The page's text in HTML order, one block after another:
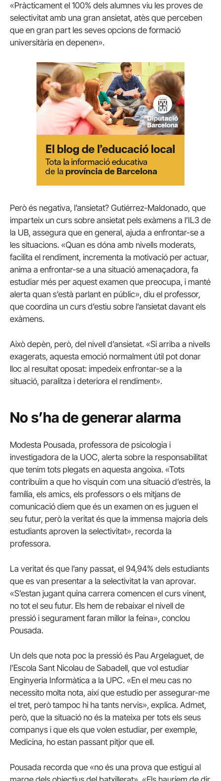
«Pràcticament el 100% dels alumnes viu les proves de
selectivitat amb una gran ansietat, atès que perceben
que en gran part les seves opcions de formació
universitària en depenen».
Però és negativa, l’ansietat? Gutiérrez-Maldonado, que
imparteix un curs sobre ansietat pels exàmens a l’IL3 de
la UB, assegura que en general, ajuda a enfrontar-se a
les situacions. «Quan es dóna amb nivells moderats,
facilita el rendiment, incrementa la motivació per actuar,
anima a enfrontar-se a una situació amenaçadora, fa
estudiar més per aquest examen que preocupa, i manté
alerta quan s’està parlant en públic», diu el professor,
que coordina un curs d’estiu sobre l’ansietat davant els
exàmens.
Això depèn, però, del nivell d’ansietat. «Si arriba a nivells
exagerats, aquesta emoció normalment útil pot donar
lloc al resultat oposat: impedeix enfrontar-se a la
situació, paralitza i deteriora el rendiment».
No s’ha de generar alarma
Modesta Pousada, professora de psicologia i
investigadora de la UOC, alerta sobre la responsabilitat
que tenim tots plegats en aquesta angoixa. «Tots
contribuïm a que ho visquin com una situació d’estrès, la
família, els amics, els professors o els mitjans de
comunicació diem que és un examen on es juguen el
seu futur, però la veritat és que la immensa majoria dels
estudiants aproven la selectivitat», recorda la
professora.
La veritat és que l’any passat, el 94,94% dels estudiants
que es van presentar a la selectivitat la van aprovar.
«S’estan jugant quina carrera comencen el curs vinent,
no tot el seu futur. Els hem de rebaixar el nivell de
pressió i segurament faran millor la feina», conclou
Pousada.
Un dels que nota poc la pressió és Pau Argelaguet, de
l’Escola Sant Nicolau de Sabadell, que vol estudiar
Enginyeria Informàtica a la UPC. «En el meu cas no
necessito molta nota, així que estudio per assegurar-me
el tret, però tampoc hi ha tants nervis», explica. Admet,
però, que la situació no és la mateixa per tots els seus
companys i que els que volen estudiar, per exemple,
Medicina, ho estan passant pitjor que ell.
Pousada recorda que «no és una prova que estigui al